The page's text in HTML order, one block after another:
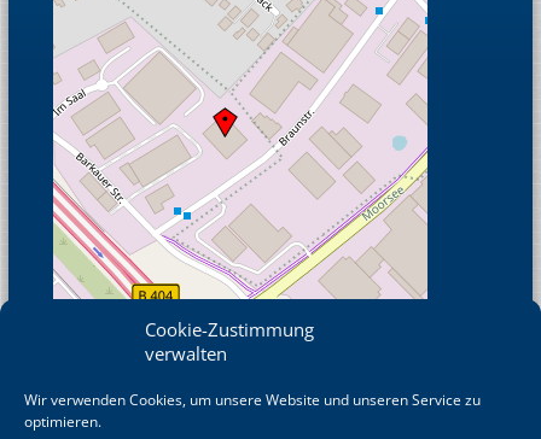
Cookie-Zustimmung
verwalten
Wir verwenden Cookies, um unsere Website und unseren Service zu
optimieren.
© OpenStreetMap